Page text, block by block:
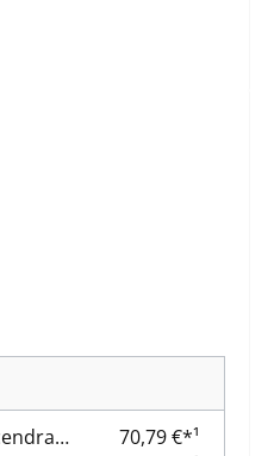
Spartherm Arte U-50h grille de décendrage A
70,79 €*¹